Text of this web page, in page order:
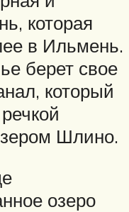
которая
в Ильмень.
берет свое
который
Шлино.
озеро